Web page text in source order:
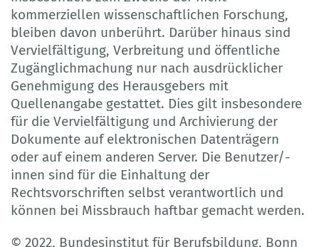
kommerziellen wissenschaftlichen Forschung,
bleiben davon unberührt. Darüber hinaus sind
Vervielfältigung, Verbreitung und öffentliche
Zugänglichmachung nur nach ausdrücklicher
Genehmigung des Herausgebers mit
Quellenangabe gestattet. Dies gilt insbesondere
für die Vervielfältigung und Archivierung der
Dokumente auf elektronischen Datenträgern
oder auf einem anderen Server. Die Benutzer/-
innen sind für die Einhaltung der
Rechtsvorschriften selbst verantwortlich und
können bei Missbrauch haftbar gemacht werden.
© 2022, Bundesinstitut für Berufsbildung, Bonn